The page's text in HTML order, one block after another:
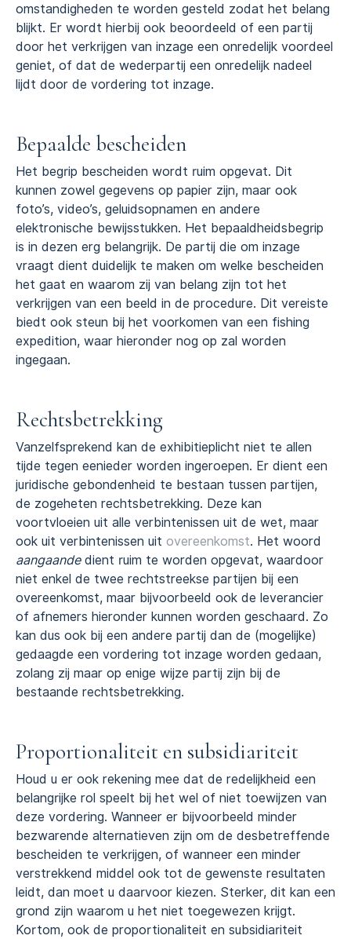
omstandigheden te worden gesteld zodat het belang
blijkt. Er wordt hierbij ook beoordeeld of een partij
door het verkrijgen van inzage een onredelijk voordeel
geniet, of dat de wederpartij een onredelijk nadeel
lijdt door de vordering tot inzage.
Bepaalde bescheiden
Het begrip bescheiden wordt ruim opgevat. Dit
kunnen zowel gegevens op papier zijn, maar ook
foto’s, video’s, geluidsopnamen en andere
elektronische bewijsstukken. Het bepaaldheidsbegrip
is in dezen erg belangrijk. De partij die om inzage
vraagt dient duidelijk te maken om welke bescheiden
het gaat en waarom zij van belang zijn tot het
verkrijgen van een beeld in de procedure. Dit vereiste
biedt ook steun bij het voorkomen van een fishing
expedition, waar hieronder nog op zal worden
ingegaan.
Rechtsbetrekking
Vanzelfsprekend kan de exhibitieplicht niet te allen
tijde tegen eenieder worden ingeroepen. Er dient een
juridische gebondenheid te bestaan tussen partijen,
de zogeheten rechtsbetrekking. Deze kan
voortvloeien uit alle verbintenissen uit de wet, maar
ook uit verbintenissen uit overeenkomst. Het woord
aangaandedient ruim te worden opgevat, waardoor
niet enkel de twee rechtstreekse partijen bij een
overeenkomst, maar bijvoorbeeld ook de leverancier
of afnemers hieronder kunnen worden geschaard. Zo
kan dus ook bij een andere partij dan de (mogelijke)
gedaagde een vordering tot inzage worden gedaan,
zolang zij maar op enige wijze partij zijn bij de
bestaande rechtsbetrekking.
Proportionaliteit en subsidiariteit
Houd u er ook rekening mee dat de redelijkheid een
belangrijke rol speelt bij het wel of niet toewijzen van
deze vordering. Wanneer er bijvoorbeeld minder
bezwarende alternatieven zijn om de desbetreffende
bescheiden te verkrijgen, of wanneer een minder
verstrekkend middel ook tot de gewenste resultaten
leidt, dan moet u daarvoor kiezen. Sterker, dit kan een
grond zijn waarom u het niet toegewezen krijgt.
Kortom, ook de proportionaliteit en subsidiariteit